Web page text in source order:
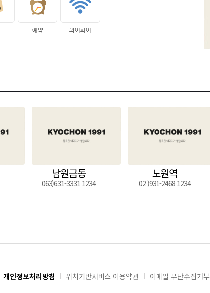
남원금동
063)631-3331 1234
노원역
02 )931-2468 1234
개인정보처리방침 위치기반서비스 이용약관 이메일 무단수집거부